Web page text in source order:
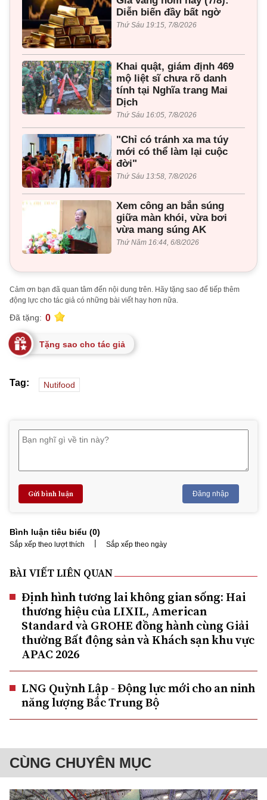
Diễn biến đầy bất ngờ
Thứ Sáu 19:15, 7/8/2026
Khai quật, giám định 469
mộ liệt sĩ chưa rõ danh
tính tại Nghĩa trang Mai
Dịch
Thứ Sáu 16:05, 7/8/2026
"Chỉ có tránh xa ma túy
mới có thể làm lại cuộc
đời"
Thứ Sáu 13:58, 7/8/2026
Xem công an bắn súng
giữa màn khói, vừa bơi
vừa mang súng AK
Thứ Năm 16:44, 6/8/2026
Cảm ơn bạn đã quan tâm đến nội dung trên. Hãy tặng sao để tiếp thêm
động lực cho tác giả có những bài viết hay hơn nữa.
Đã tặng: 0
Tặng sao cho tác giả
Tag: Nutifood
Gửi bình luận Đăng nhập
Bình luận tiêu biểu (0)
Sắp xếp theo lượt thích | Sắp xếp theo ngày
BÀI VIẾT LIÊN QUAN
Định hình tương lai không gian sống: Hai
thương hiệu của LIXIL, American
Standard và GROHE đồng hành cùng Giải
thưởng Bất động sản và Khách sạn khu vực
APAC 2026
LNG Quỳnh Lập - Động lực mới cho an ninh
năng lượng Bắc Trung Bộ
CÙNG CHUYÊN MỤC